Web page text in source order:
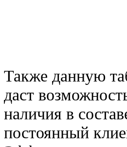
Также данную
даст
наличия в
постоянный